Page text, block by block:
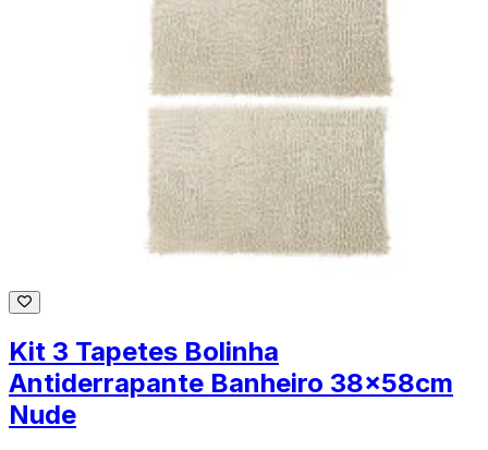
Kit 3 Tapetes Bolinha
Antiderrapante Banheiro 38x58cm
Nude